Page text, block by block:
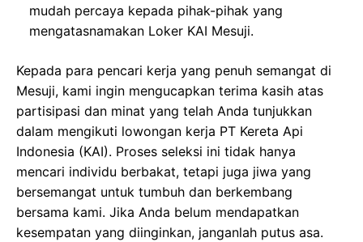
mudah percaya kepada pihak-pihak yang
mengatasnamakan Loker KAI Mesuji.
Kepada para pencari kerja yang penuh semangat di
Mesuji, kami ingin mengucapkan terima kasih atas
partisipasi dan minat yang telah Anda tunjukkan
dalam mengikuti lowongan kerja PT Kereta Api
Indonesia (KAI). Proses seleksi ini tidak hanya
mencari individu berbakat, tetapi juga jiwa yang
bersemangat untuk tumbuh dan berkembang
bersama kami. Jika Anda belum mendapatkan
kesempatan yang diinginkan, janganlah putus asa.